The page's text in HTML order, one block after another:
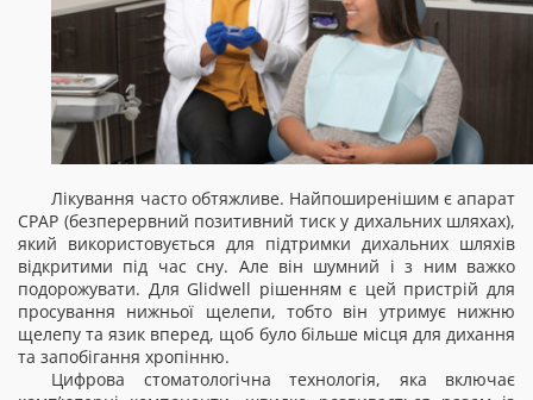
Лікування часто обтяжливе. Найпоширенішим є апарат
CPAP (безперервний позитивний тиск у дихальних шляхах),
який використовується для підтримки дихальних шляхів
відкритими під час сну. Але він шумний і з ним важко
подорожувати. Для Glidwell рішенням є цей пристрій для
просування нижньої щелепи, тобто він утримує нижню
щелепу та язик вперед, щоб було більше місця для дихання
та запобігання хропінню.
Цифрова стоматологічна технологія, яка включає